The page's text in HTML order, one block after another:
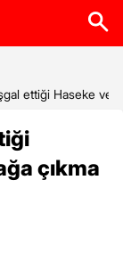
ettiği Haseke ve
çıkma